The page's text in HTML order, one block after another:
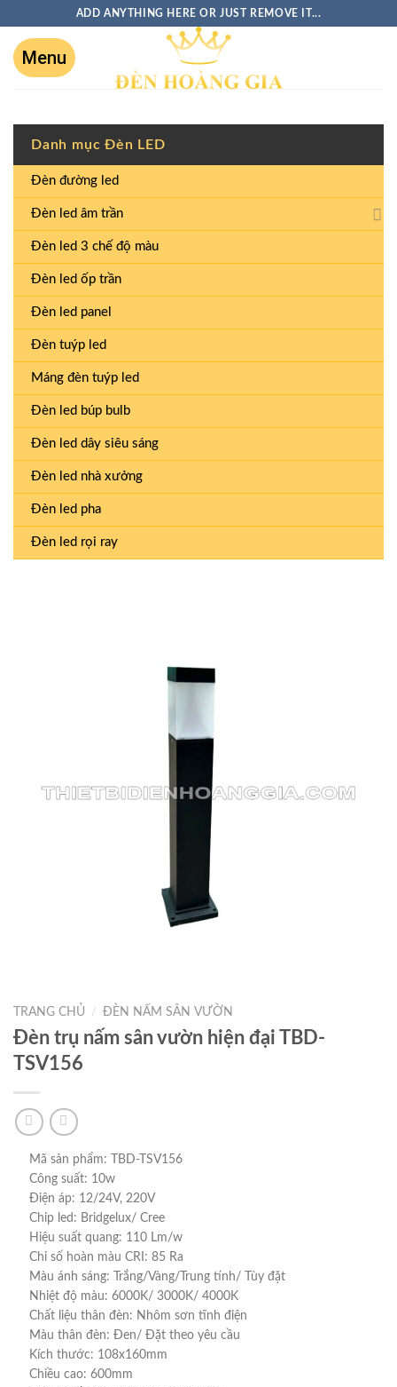
ADD ANYTHING HERE OR JUST REMOVE IT...
Danh mục Đèn LED
Đèn đường led
Đèn led âm trần
Đèn led 3 chế độ màu
Đèn led ốp trần
Đèn led panel
Đèn tuýp led
Máng đèn tuýp led
Đèn led búp bulb
Đèn led dây siêu sáng
Đèn led nhà xưởng
Đèn led pha
Đèn led rọi ray
TRANG CHỦ / ĐÈN NẤM SÂN VƯỜN
Đèn trụ nấm sân vườn hiện đại TBD-
TSV156
Mã sản phẩm: TBD-TSV156
Công suất: 10w
Điện áp: 12/24V, 220V
Chip led: Bridgelux/ Cree
Hiệu suất quang: 110 Lm/w
Chỉ số hoàn màu CRI: 85 Ra
Màu ánh sáng: Trắng/Vàng/Trung tính/ Tùy đặt
Nhiệt độ màu: 6000K/ 3000K/ 4000K
Chất liệu thân đèn: Nhôm sơn tĩnh điện
Màu thân đèn: Đen/ Đặt theo yêu cầu
Kích thước: 108x160mm
Chiều cao: 600mm